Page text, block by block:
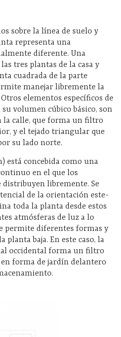
sobre la línea de suelo y
representa una
diferente. Una
tres plantas de la casa y
cuadrada de la parte
manejar libremente la
elementos específicos de
volumen cúbico básico, son
la calle, que forma un filtro
y el tejado triangular que
su lado norte.
está concebida como una
en el que los
libremente. Se
de la orientación este-
toda la planta desde estos
atmósferas de luz a lo
permite diferentes formas y
planta baja. En este caso, la
occidental forma un filtro
forma de jardín delantero